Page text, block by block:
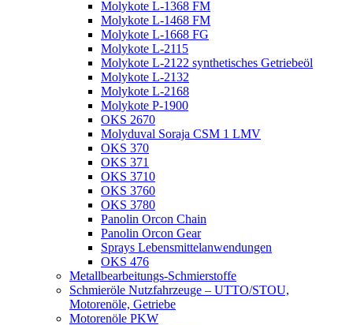
Molykote L-1368 FM
Molykote L-1468 FM
Molykote L-1668 FG
Molykote L-2115
Molykote L-2122 synthetisches Getriebeöl
Molykote L-2132
Molykote L-2168
Molykote P-1900
OKS 2670
Molyduval Soraja CSM 1 LMV
OKS 370
OKS 371
OKS 3710
OKS 3760
OKS 3780
Panolin Orcon Chain
Panolin Orcon Gear
Sprays Lebensmittelanwendungen
OKS 476
Metallbearbeitungs-Schmierstoffe
Schmieröle Nutzfahrzeuge – UTTO/STOU,
Motorenöle, Getriebe
Motorenöle PKW